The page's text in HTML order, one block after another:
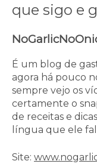
que sigo e
É um blog de
agora há pouco
sempre vejo os
certamente o
de receitas e
língua que ele
Site: